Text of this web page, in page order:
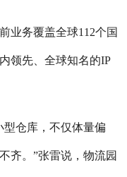
务覆盖全球112个国
领先、全球知名的IP
仓库，不仅体量偏
齐。”张雷说，物流园